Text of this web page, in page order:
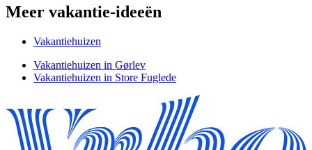
Meer vakantie-ideeën
Vakantiehuizen
Vakantiehuizen in Gørlev
Vakantiehuizen in Store Fuglede